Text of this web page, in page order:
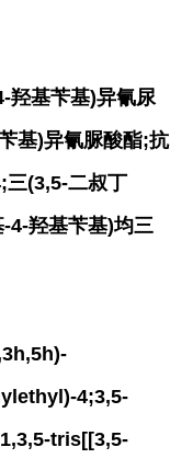
羟基苄基)异氰尿
基)异氰脲酸酯;抗
三(3,5-二叔丁
4-羟基苄基)均三
4;3,5-
tris[[3,5-